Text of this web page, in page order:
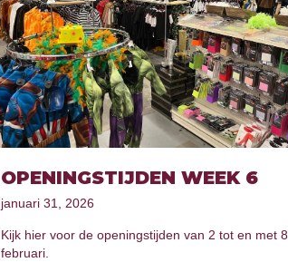
OPENINGSTIJDEN WEEK 6
januari 31, 2026
Kijk hier voor de openingstijden van 2 tot en met 8
februari.